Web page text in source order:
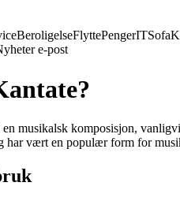
BeroligelseFlyttePengerITSofa
e-post
musikalsk komposisjon,
har vært en populær form for